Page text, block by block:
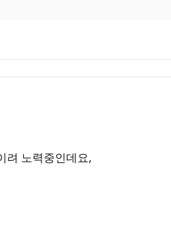
려 노력중인데요,